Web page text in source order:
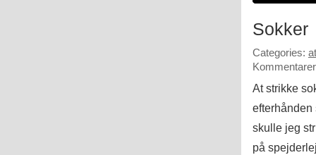
Sokker
Categories:
At strikke
efterhånden
skulle jeg
på